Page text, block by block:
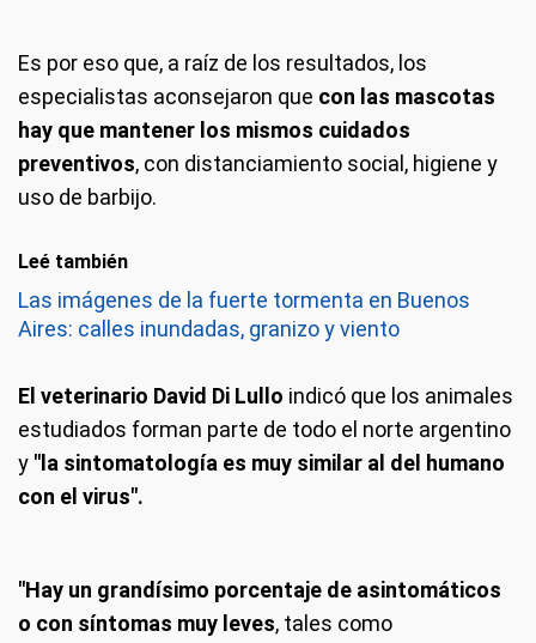
Es por eso que, a raíz de los resultados, los
especialistas aconsejaron que con las mascotas
hay que mantener los mismos cuidados
preventivos, con distanciamiento social, higiene y
uso de barbijo.
Leé también
Las imágenes de la fuerte tormenta en Buenos
Aires: calles inundadas, granizo y viento
El veterinario David Di Lullo indicó que los animales
estudiados forman parte de todo el norte argentino
y "la sintomatología es muy similar al del humano
con el virus".
"Hay un grandísimo porcentaje de asintomáticos
o con síntomas muy leves, tales como